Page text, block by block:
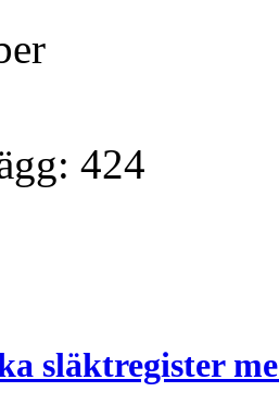
424
släktregister